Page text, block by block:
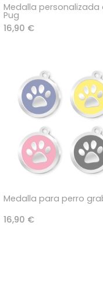
Medalla personalizada
Pug
16,90 €
Medalla para perro
16,90 €